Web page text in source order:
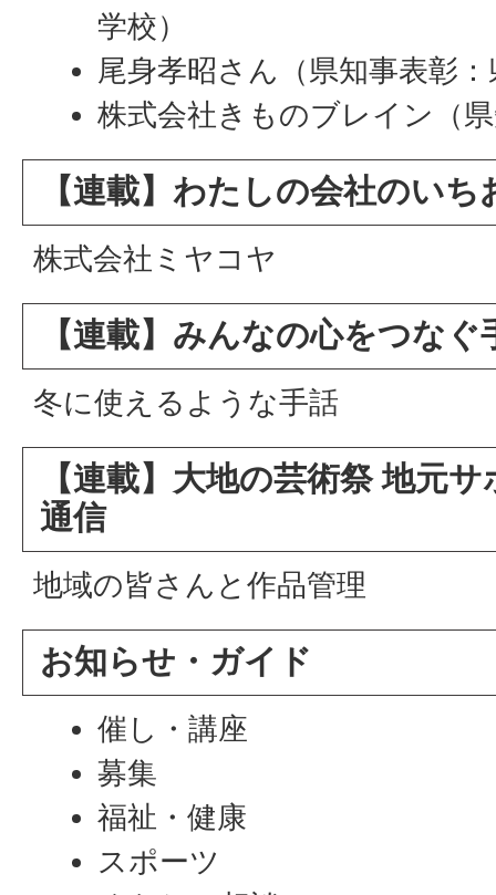
学校）
尾身孝昭さん（県知事表彰
株式会社きものブレイン（
【連載】わたしの会社のい
株式会社ミヤコヤ
【連載】みんなの心をつなぐ
冬に使えるような手話
【連載】大地の芸術祭 地元
通信
地域の皆さんと作品管理
お知らせ・ガイド
催し・講座
募集
福祉・健康
スポーツ